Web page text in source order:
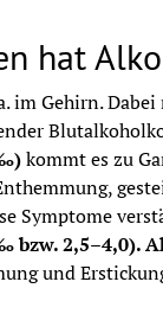
hat
im Gehirn.
kommt es zu
Symptome
bzw. 2,5–4,0).
und